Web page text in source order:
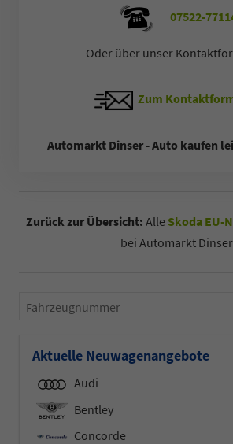
07522-
Oder über unser
Zum
Automarkt Dinser - Auto kaufen
Zurück zur Übersicht: Alle Skoda EU-
bei Automarkt Dinser
Fahrzeugnummer
Aktuelle Neuwagenangebote
Audi
Bentley
Concorde